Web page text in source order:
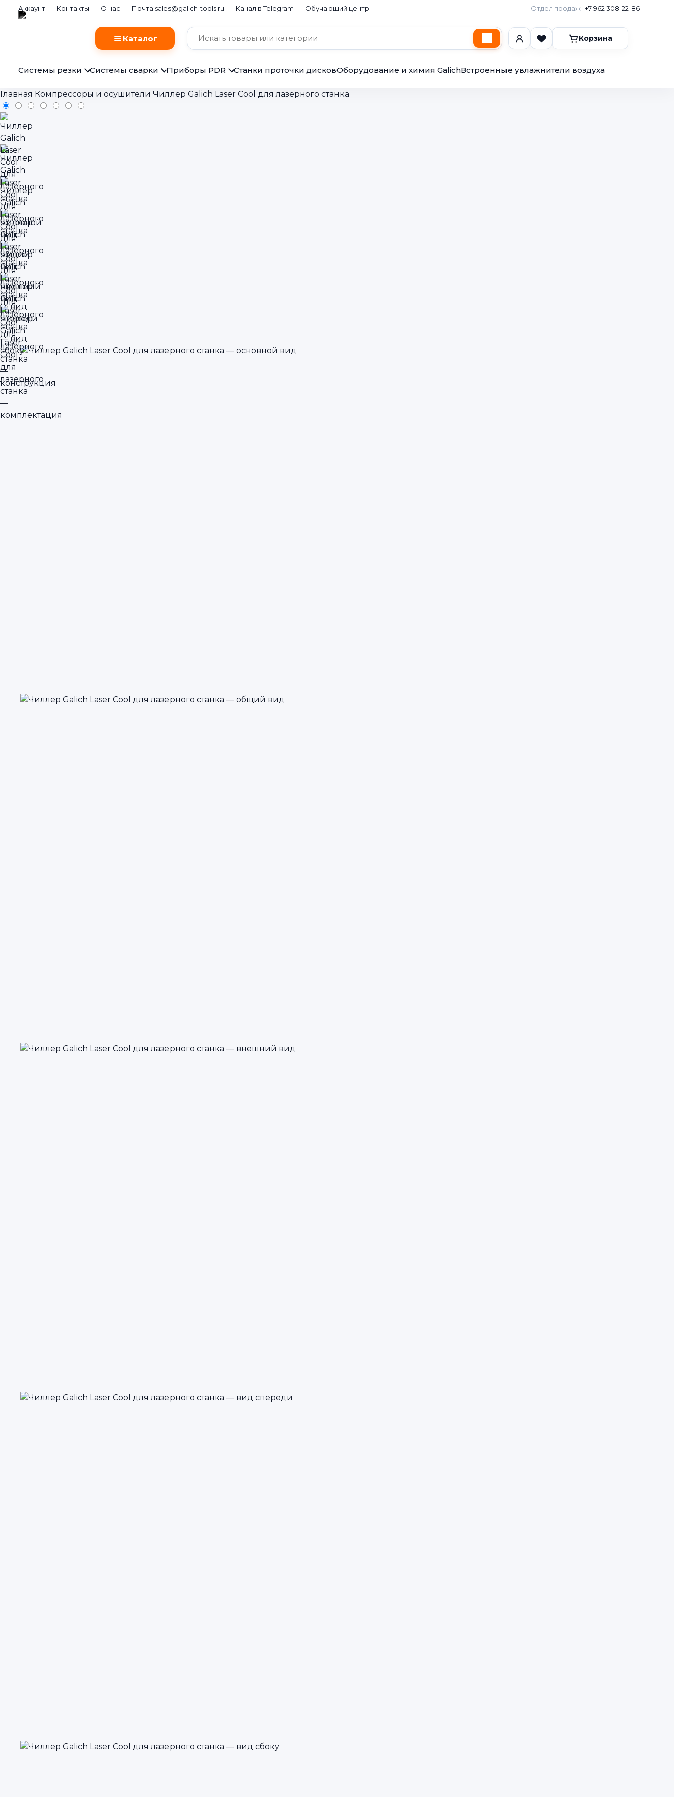
Аккаунт Контакты О нас Почта sales@galich-tools.ru Канал в Telegram Обучающий центр Отдел продаж +7 962 308-22-86
Каталог Корзина
Системы резки Системы сварки Приборы PDR Станки проточки дисковОборудование и химия GalichВстроенные увлажнители воздуха
Главная Компрессоры и осушители Чиллер Galich Laser Cool для лазерного станка